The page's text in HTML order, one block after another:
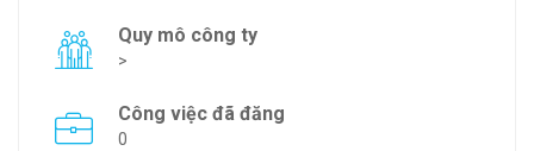
Quy mô công ty
>
Công việc đã đăng
0